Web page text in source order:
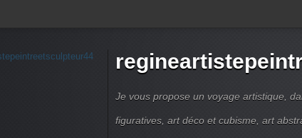
Je vous propose un voyage artistique,
figuratives, art déco et cubisme, art